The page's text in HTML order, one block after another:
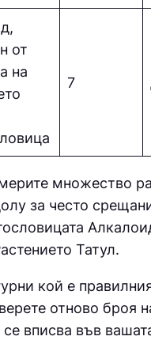
от
на
7
множество
за често
Татул.
кой е
отново броя
се вписва във